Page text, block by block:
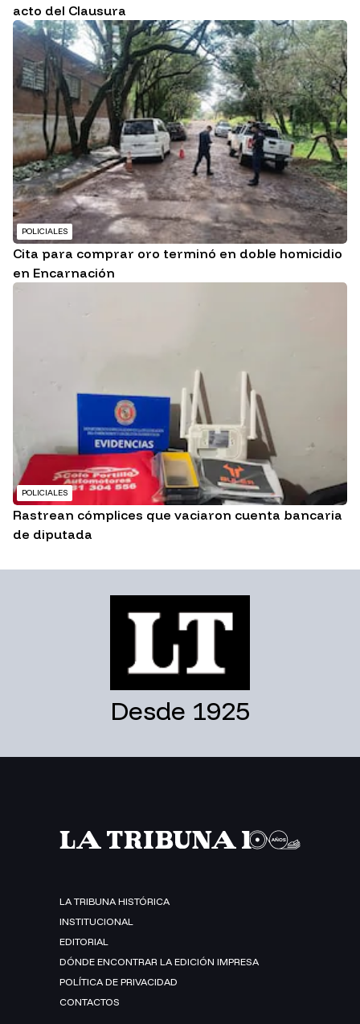
acto del Clausura
POLICIALES
Cita para comprar oro terminó en doble homicidio
en Encarnación
POLICIALES
Rastrean cómplices que vaciaron cuenta bancaria
de diputada
Desde 1925
LA TRIBUNA HISTÓRICA
INSTITUCIONAL
EDITORIAL
DÓNDE ENCONTRAR LA EDICIÓN IMPRESA
POLÍTICA DE PRIVACIDAD
CONTACTOS